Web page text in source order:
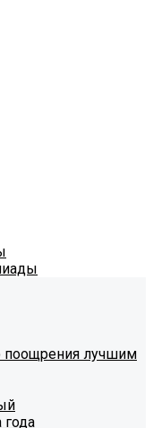
поощрения лучшим
года